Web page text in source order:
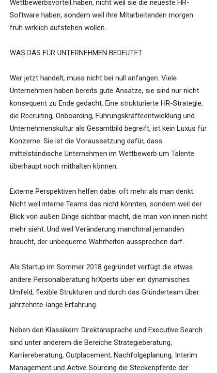
Wettbewerbsvorteil haben, nicht weil sie die neueste HR-
Software haben, sondern weil ihre Mitarbeitenden morgen
früh wirklich aufstehen wollen.
WAS DAS FÜR UNTERNEHMEN BEDEUTET
Wer jetzt handelt, muss nicht bei null anfangen. Viele
Unternehmen haben bereits gute Ansätze, sie sind nur nicht
konsequent zu Ende gedacht. Eine strukturierte HR-Strategie,
die Recruiting, Onboarding, Führungskräfteentwicklung und
Unternehmenskultur als Gesamtbild begreift, ist kein Luxus für
Konzerne. Sie ist die Voraussetzung dafür, dass
mittelständische Unternehmen im Wettbewerb um Talente
überhaupt noch mithalten können.
Externe Perspektiven helfen dabei oft mehr als man denkt.
Nicht weil interne Teams das nicht könnten, sondern weil der
Blick von außen Dinge sichtbar macht, die man von innen nicht
mehr sieht. Und weil Veränderung manchmal jemanden
braucht, der unbequeme Wahrheiten aussprechen darf.
Als Startup im Sommer 2018 gegründet verfügt die etwas
andere Personalberatung hrXperts über ein dynamisches
Umfeld, flexible Strukturen und durch das Gründerteam über
jahrzehnte-lange Erfahrung.
Neben den Klassikern: Direktansprache und Executive Search
sind unter anderem die Bereiche Strategieberatung,
Karriereberatung, Outplacement, Nachfolgeplanung, Interim
Management und Active Sourcing die Steckenpferde der